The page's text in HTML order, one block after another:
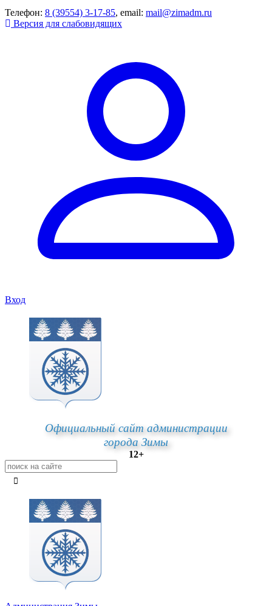
Телефон: 8 (39554) 3-17-85, email: mail@zimadm.ru
Версия для слабовидящих
Вход
Официальный сайт администрации
города Зимы
12+